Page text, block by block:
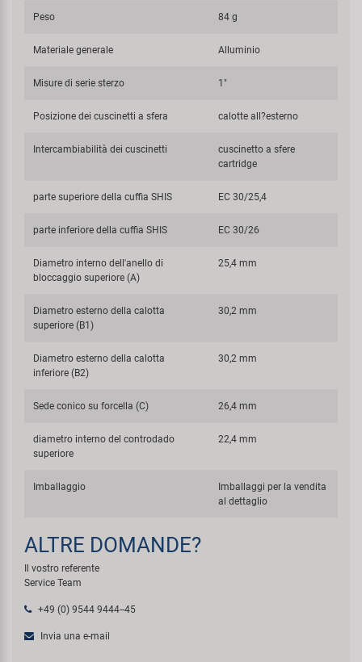
Peso 84 g
Materiale generale Alluminio
Misure di serie sterzo 1"
Posizione dei cuscinetti a sfera calotte all?esterno
Intercambiabilità dei cuscinetti
cuscinetto a sfere
cartridge
parte superiore della cuffia SHIS EC 30/25,4
parte inferiore della cuffia SHIS EC 30/26
Diametro interno dell'anello di
bloccaggio superiore (A)
25,4 mm
Diametro esterno della calotta
superiore (B1)
30,2 mm
Diametro esterno della calotta
inferiore (B2)
30,2 mm
Sede conico su forcella (C) 26,4 mm
diametro interno del controdado
superiore
22,4 mm
Imballaggio
Imballaggi per la vendita
al dettaglio
ALTRE DOMANDE?
Il vostro referente
Service Team
+49 (0) 9544 9444--45
Invia una e-mail